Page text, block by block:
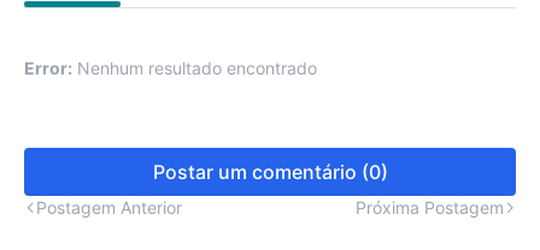
Error: Nenhum resultado encontrado
Postar um comentário (0)
Postagem Anterior Próxima Postagem